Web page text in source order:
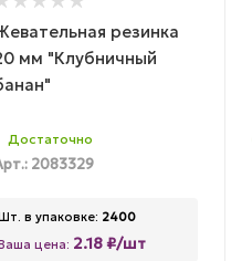
резинка
мм "Клубничный
Достаточно
2083329
в упаковке: 2400
цена: 2.18 ₽/шт